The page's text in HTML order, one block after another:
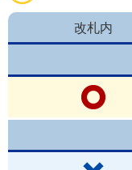
改札内